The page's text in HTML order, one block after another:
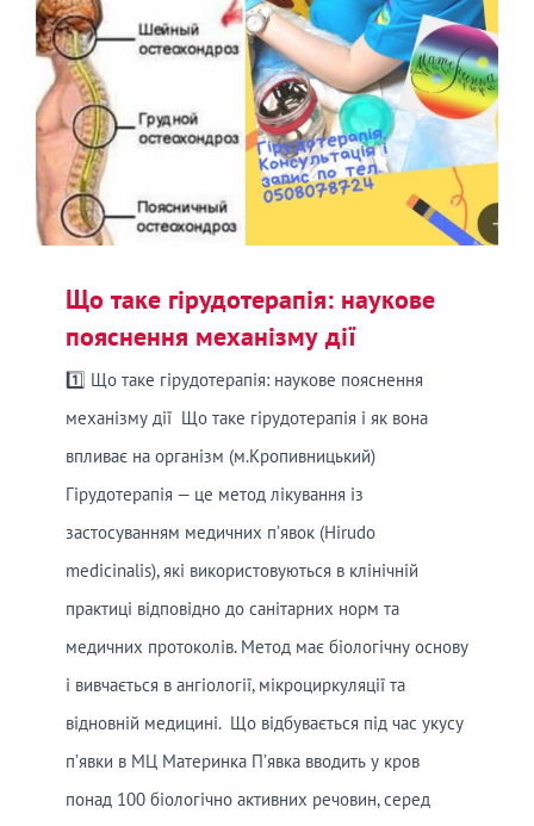
Що таке гірудотерапія: наукове
пояснення механізму дії
1️⃣ Що таке гірудотерапія: наукове пояснення
механізму дії Що таке гірудотерапія і як вона
впливає на організм (м.Кропивницький)
Гірудотерапія — це метод лікування із
застосуванням медичних п’явок (Hirudo
medicinalis), які використовуються в клінічній
практиці відповідно до санітарних норм та
медичних протоколів. Метод має біологічну основу
і вивчається в ангіології, мікроциркуляції та
відновній медицині. Що відбувається під час укусу
п’явки в МЦ Материнка П’явка вводить у кров
понад 100 біологічно активних речовин, серед